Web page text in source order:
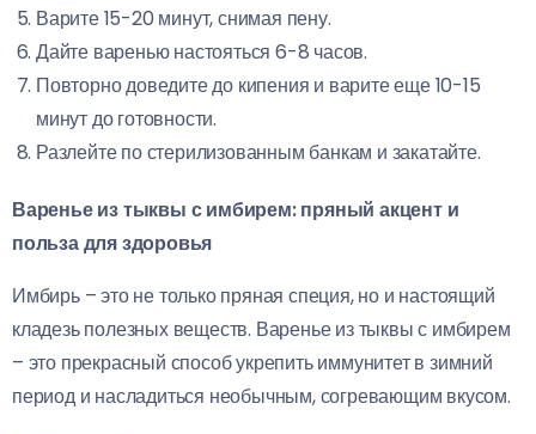
Варите 15-20 минут, снимая пену.
Дайте варенью настояться 6-8 часов.
Повторно доведите до кипения и варите еще 10-15
минут до готовности.
Разлейте по стерилизованным банкам и закатайте.
Варенье из тыквы с имбирем: пряный акцент и
польза для здоровья
Имбирь – это не только пряная специя, но и настоящий
кладезь полезных веществ. Варенье из тыквы с имбирем
– это прекрасный способ укрепить иммунитет в зимний
период и насладиться необычным, согревающим вкусом.